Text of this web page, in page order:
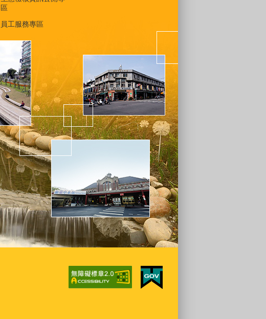
區
員工服務專區